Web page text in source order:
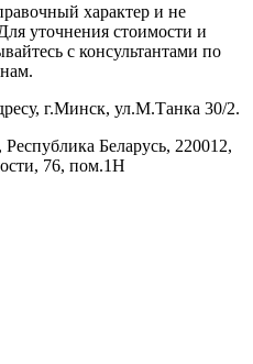
характер и не
уточнения стоимости и
с консультантами по
г.Минск, ул.М.Танка 30/2.
Беларусь, 220012,
76, пом.1Н